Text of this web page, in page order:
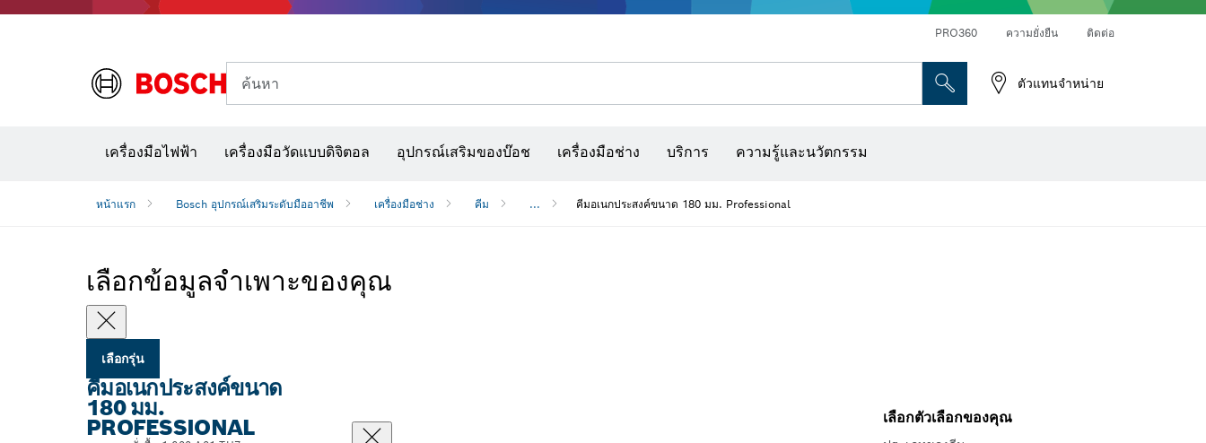
PRO360 ความยั่งยืน ติดต่อ
ค้นหา ตัวแทนจำหน่าย
เครื่องมือไฟฟ้า เครื่องมือวัดแบบดิจิตอล อุปกรณ์เสริมของบ๊อช เครื่องมือช่าง บริการ ความรู้และนวัตกรรม
หน้าแรก Bosch อุปกรณ์เสริมระดับมืออาชีพ เครื่องมือช่าง คีม ... คีมอเนกประสงค์ขนาด 180 มม. Professional
เลือกข้อมูลจำเพาะของคุณ
เลือกรุ่น
คีมอเนกประสงค์ขนาด
180 มม.
PROFESSIONAL เลือกตัวเลือกของคุณ